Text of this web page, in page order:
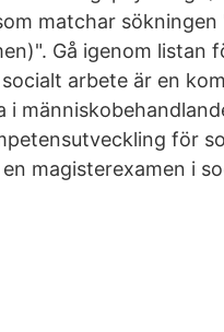
matchar
Gå igenom
arbete är en
i
för
magisterexamen i